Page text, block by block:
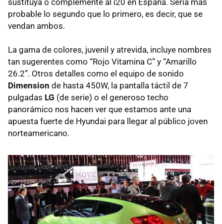
sustituya o complemente al i20 en España. Sería más
probable lo segundo que lo primero, es decir, que se
vendan ambos.
La gama de colores, juvenil y atrevida, incluye nombres
tan sugerentes como “Rojo Vitamina C” y “Amarillo
26.2”. Otros detalles como el equipo de sonido
Dimension de hasta 450W, la pantalla táctil de 7
pulgadas LG (de serie) o el generoso techo
panorámico nos hacen ver que estamos ante una
apuesta fuerte de Hyundai para llegar al público joven
norteamericano.